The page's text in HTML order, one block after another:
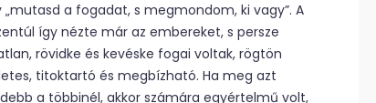
a fogadat, s megmondom, ki vagy”. A
így nézte már az embereket, s persze
rövidke és kevéske fogai voltak, rögtön
titoktartó és megbízható. Ha meg azt
a többinél, akkor számára egyértelmű volt,